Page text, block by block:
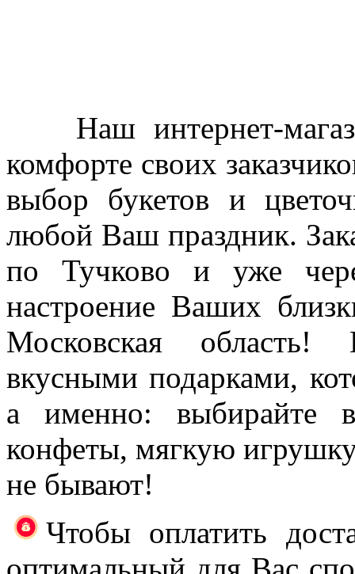
Наш интернет-
комфорте своих
выбор букетов и
любой Ваш праздник.
по Тучково и уже
настроение Ваших
Московская
вкусными подарками,
а именно: выбирайте
конфеты, мягкую
не бывают!
Чтобы оплатить